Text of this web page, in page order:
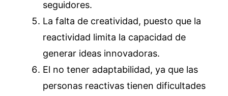
seguidores.
La falta de creatividad, puesto que la
reactividad limita la capacidad de
generar ideas innovadoras.
El no tener adaptabilidad, ya que las
personas reactivas tienen dificultades